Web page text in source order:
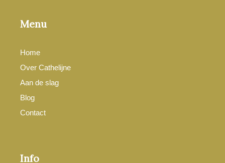
Menu
Home
Over Cathelijne
Aan de slag
Blog
Contact
Info